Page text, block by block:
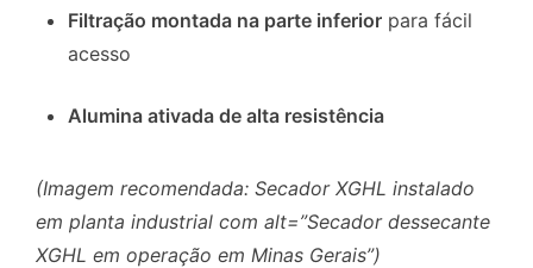
Filtração montada na parte inferior para fácil
acesso
Alumina ativada de alta resistência
(Imagem recomendada: Secador XGHL instalado
em planta industrial com alt=”Secador dessecante
XGHL em operação em Minas Gerais”)